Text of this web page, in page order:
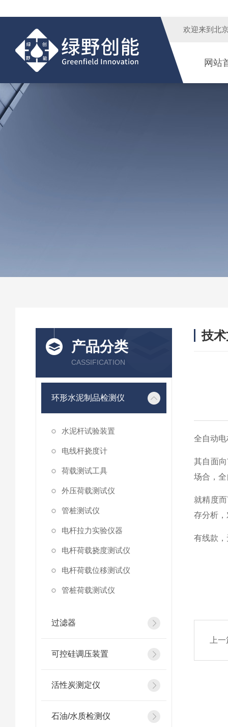
欢迎来到 北
网站
产品分类
CASSIFICATION
环形水泥制品检测仪
水泥杆试验装置
电线杆挠度计
荷载测试工具
外压荷载测试仪
管桩测试仪
电杆拉力实验仪器
电杆荷载挠度测试仪
电杆荷载位移测试仪
管桩荷载测试仪
过滤器
可控硅调压装置
活性炭测定仪
石油/水质检测仪
技
全自动
其自面
场合，
就精度
存分析
有线款
上